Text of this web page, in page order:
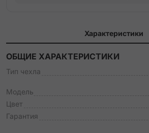
Характеристики
ОБЩИЕ ХАРАКТЕРИСТИКИ
Тип чехла
Модель
Цвет
Гарантия